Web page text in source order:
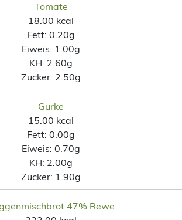
Tomate
18.00 kcal
Fett: 0.20g
Eiweis: 1.00g
KH: 2.60g
Zucker: 2.50g
Gurke
15.00 kcal
Fett: 0.00g
Eiweis: 0.70g
KH: 2.00g
Zucker: 1.90g
47% Rewe